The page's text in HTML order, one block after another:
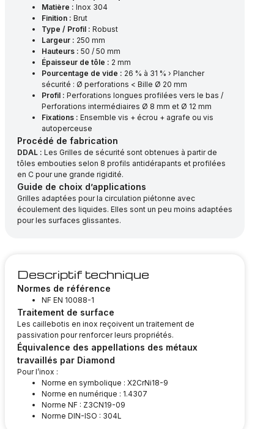
Matière : Inox 304
Finition : Brut
Type / Profil : Robust
Largeur : 250 mm
Hauteurs : 50 / 50 mm
Épaisseur de tôle : 2 mm
Pourcentage de vide : 26 % à 31 % › Plancher
sécurité : Ø perforations < Bille Ø 20 mm
Profil : Perforations longues profilées vers le bas /
Perforations intermédiaires Ø 8 mm et Ø 12 mm
Fixations : Ensemble vis + écrou + agrafe ou vis
autoperceuse
Procédé de fabrication
DDAL : Les Grilles de sécurité sont obtenues à partir de
tôles embouties selon 8 profils antidérapants et profilées
en C pour une grande rigidité.
Guide de choix d’applications
Grilles adaptées pour la circulation piétonne avec
écoulement des liquides. Elles sont un peu moins adaptées
pour les surfaces glissantes.
Descriptif technique
Normes de référence
NF EN 10088-1
Traitement de surface
Les caillebotis en inox reçoivent un traitement de
passivation pour renforcer leurs propriétés.
Équivalence des appellations des métaux
travaillés par Diamond
Pour l’inox :
Norme en symbolique : X2CrNi18-9
Norme en numérique : 1.4307
Norme NF : Z3CN19-09
Norme DIN-ISO : 304L